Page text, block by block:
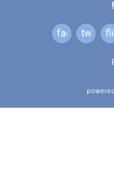
facebooktwitter